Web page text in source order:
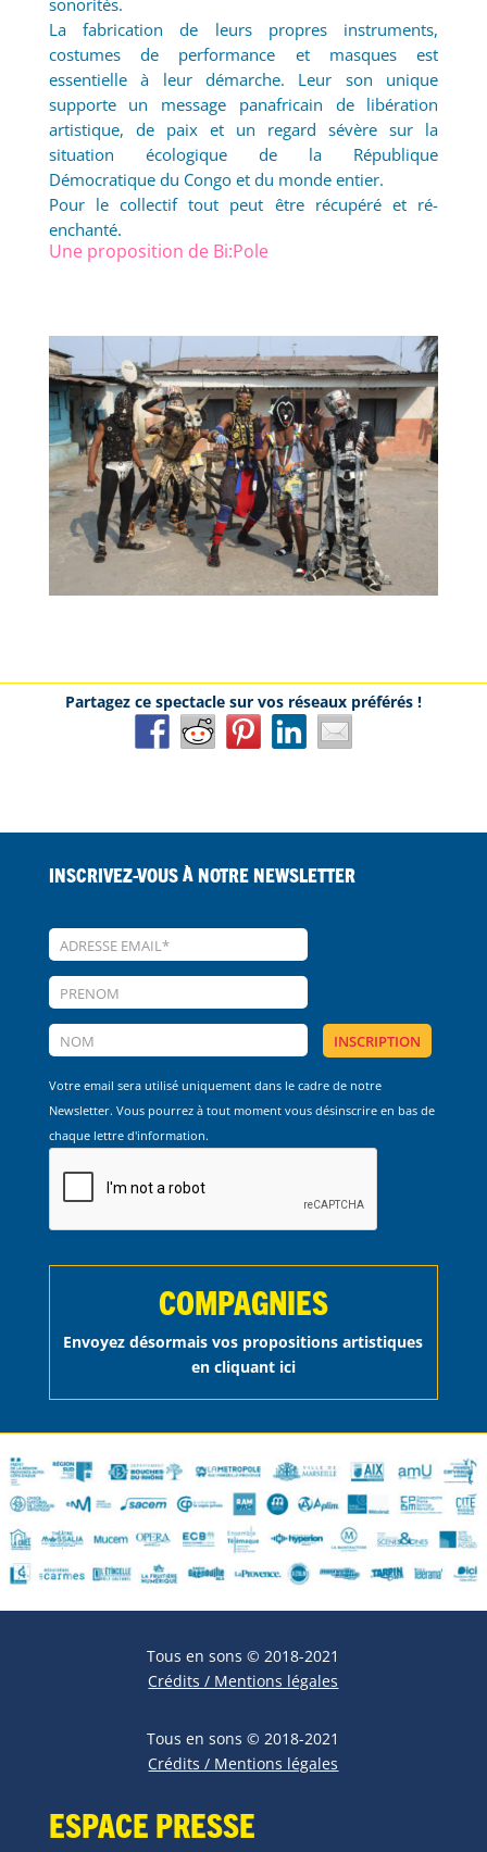
sonorités.
La fabrication de leurs propres instruments,
costumes de performance et masques est
essentielle à leur démarche. Leur son unique
supporte un message panafricain de libération
artistique, de paix et un regard sévère sur la
situation écologique de la République
Démocratique du Congo et du monde entier.
Pour le collectif tout peut être récupéré et ré-
enchanté.
Une proposition de Bi:Pole
Inscrivez-vous à notre Newsletter
Votre email sera utilisé uniquement dans le cadre de notre
Newsletter. Vous pourrez à tout moment vous désinscrire en bas de
chaque lettre d'information.
COMPAGNIES
Envoyez désormais vos propositions artistiques
en cliquant ici
Tous en sons © 2018-2021
Crédits / Mentions légales
Tous en sons © 2018-2021
Crédits / Mentions légales
Espace Presse